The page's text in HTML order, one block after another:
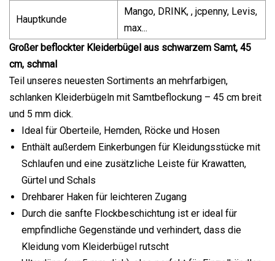
Hauptkunde
Mango, DRINK, , jcpenny, Levis,
max...
Großer beflockter Kleiderbügel aus schwarzem Samt, 45
cm, schmal
Teil unseres neuesten Sortiments an mehrfarbigen,
schlanken Kleiderbügeln mit Samtbeflockung – 45 cm breit
und 5 mm dick.
Ideal für Oberteile, Hemden, Röcke und Hosen
Enthält außerdem Einkerbungen für Kleidungsstücke mit
Schlaufen und eine zusätzliche Leiste für Krawatten,
Gürtel und Schals
Drehbarer Haken für leichteren Zugang
Durch die sanfte Flockbeschichtung ist er ideal für
empfindliche Gegenstände und verhindert, dass die
Kleidung vom Kleiderbügel rutscht